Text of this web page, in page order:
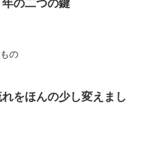
年の二つの鍵
の
をほんの少し変えまし